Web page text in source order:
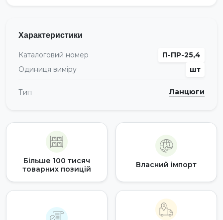
Характеристики
Каталоговий номер
П-ПР-25,4
Одиниця виміру
шт
Тип Ланцюги
Більше 100 тисяч
товарних позицій
Власний імпорт